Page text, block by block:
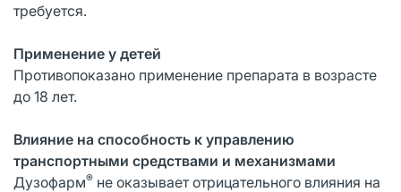
требуется.
Применение у детей
Противопоказано применение препарата в возрасте
до 18 лет.
Влияние на способность к управлению
транспортными средствами и механизмами
Дузофарм® не оказывает отрицательного влияния на